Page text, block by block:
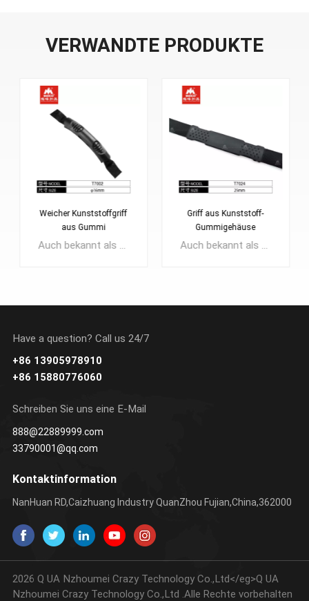
VERWANDTE PRODUKTE
Weicher Kunststoffgriff
aus Gummi
ERFAHREN SIE
Griff aus Kunststoff-
Gummigehäuse
Have a question? Call us 24/7
+86 13905978910
+86 15880776060
Schreiben Sie uns eine E-Mail
888@22889999.com
33790001@qq.com
Kontaktinformation
NanHuan RD,Caizhuang Industry QuanZhou Fujian,China,362000
2026 Q UA Nzhoumei Crazy Technology Co.,Ltd</eg>Q UA
Nzhoumei Crazy Technology Co.,Ltd .Alle Rechte vorbehalten